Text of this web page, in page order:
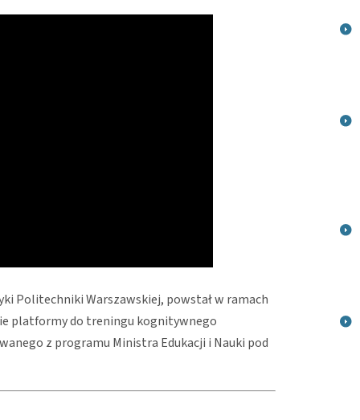
Politechniki Warszawskiej, powstał w ramach
platformy do treningu kognitywnego
z programu Ministra Edukacji i Nauki pod